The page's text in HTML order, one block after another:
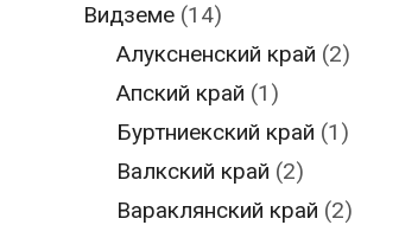
Видземе(14)
Алуксненский край (2)
Апский край (1)
Буртниекский край (1)
Валкский край (2)
Вараклянский край (2)